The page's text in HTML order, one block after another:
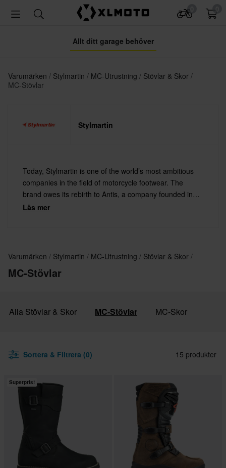
Allt ditt garage behöver
Varumärken Stylmartin MC-Utrustning
Stövlar & Skor
MC-Stövlar
Stylmartin
Today, Stylmartin is one of the world’s most ambitious
companies in the field of motorcycle footwear. The
brand owes its rebirth to Antis, a company founded in
1970 in the heart of the Montebelluna sports footwear
Läs mer
Varumärken Stylmartin MC-Utrustning Stövlar & Skor
MC-Stövlar
Alla Stövlar & Skor MC-Stövlar MC-Skor
Sortera & Filtrera (0) 15 produkter
Superpris!